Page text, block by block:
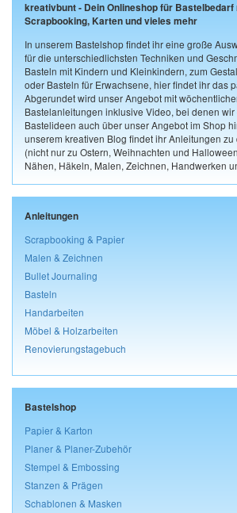
kreativbunt - Dein Onlineshop für Bastelbedarf
Scrapbooking, Karten und vieles mehr
In unserem Bastelshop findet ihr eine große
für die unterschiedlichsten Techniken und
Basteln mit Kindern und Kleinkindern, zum
oder Basteln für Erwachsene, hier findet ihr das
Abgerundet wird unser Angebot mit
Bastelanleitungen inklusive Video, bei denen
Bastelideen auch über unser Angebot im Shop
unserem kreativen Blog findet ihr Anleitungen
(nicht nur zu Ostern, Weihnachten und
Nähen, Häkeln, Malen, Zeichnen, Handwerken
Anleitungen
Scrapbooking & Papier
Malen & Zeichnen
Bullet Journaling
Basteln
Handarbeiten
Möbel & Holzarbeiten
Renovierungstagebuch
Bastelshop
Papier & Karton
Planer & Planer-Zubehör
Stempel & Embossing
Stanzen & Prägen
Schablonen & Masken